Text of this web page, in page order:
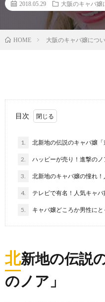
2018.05.29 大阪のキャバ嬢
HOME 大阪のキャバ嬢につ
目次
1. 北新地の伝説のキャバ嬢「
2. ハッピーが売り！進撃の
3. 北新地のキャバ嬢の憧れ
4. テレビで有名！人気キャ
5. キャバ嬢どころか男性に
北新地の伝説
のノア」